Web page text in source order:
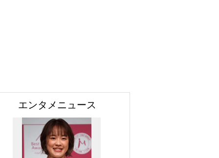
エンタメニュース